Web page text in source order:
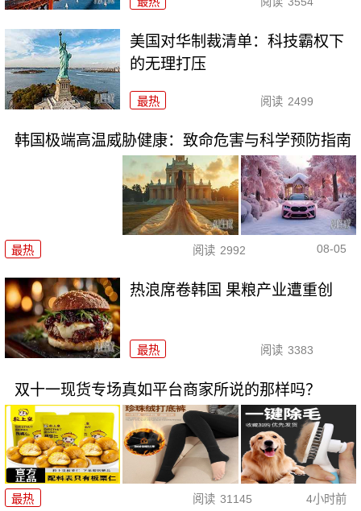
美国对华制裁清单：科技霸权下
的无理打压
最热 阅读 2499
韩国极端高温威胁健康：致命危害与科学预防指南
最热 阅读 2992 08-05
热浪席卷韩国 果粮产业遭重创
最热 阅读 3383
双十一现货专场真如平台商家所说的那样吗？
最热 阅读 31145 4小时前